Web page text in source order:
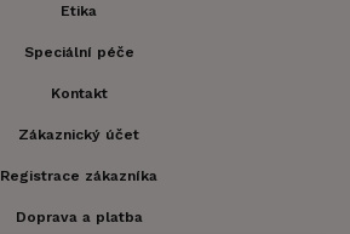
Etika
Speciální péče
Kontakt
Zákaznický účet
Registrace zákazníka
Doprava a platba